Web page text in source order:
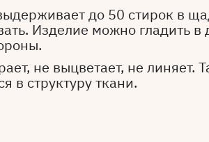
до 50 стирок в
Изделие можно гладить
не выцветает, не линяет.
в структуру ткани.